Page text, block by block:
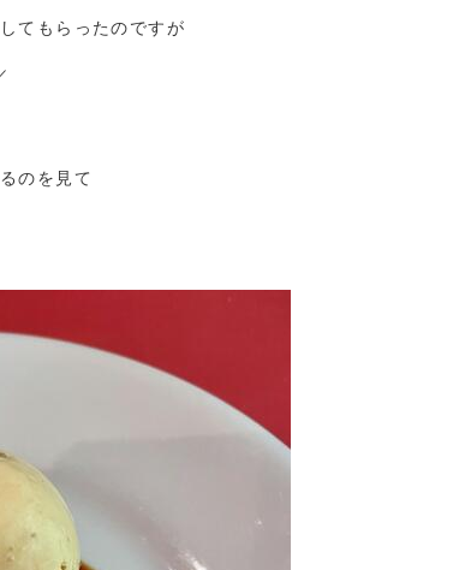
てもらったのですが
のを見て